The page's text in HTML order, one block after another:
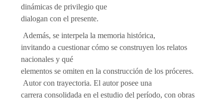
dinámicas de privilegio que
dialogan con el presente.
Además, se interpela la memoria histórica,
invitando a cuestionar cómo se construyen los relatos
nacionales y qué
elementos se omiten en la construcción de los próceres.
Autor con trayectoria. El autor posee una
carrera consolidada en el estudio del período, con obras